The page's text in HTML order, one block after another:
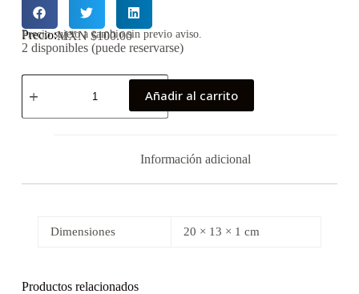
Precio:MXN $100.00
Precio sujeto a cambio sin previo aviso.
2 disponibles (puede reservarse)
Añadir al carrito
Información adicional
Dimensiones 20 × 13 × 1 cm
Productos relacionados